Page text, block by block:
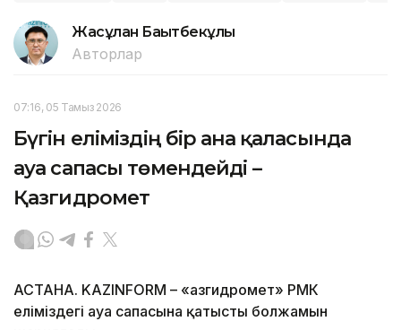
Жасұлан Бақытбекұлы
Авторлар
07:16, 05 Тамыз 2026
Бүгін еліміздің бір ғана қаласында
ауа сапасы төмендейді –
Қазгидромет
АСТАНА. KAZINFORM – «Қазгидромет» РМК
еліміздегі ауа сапасына қатысты болжамын